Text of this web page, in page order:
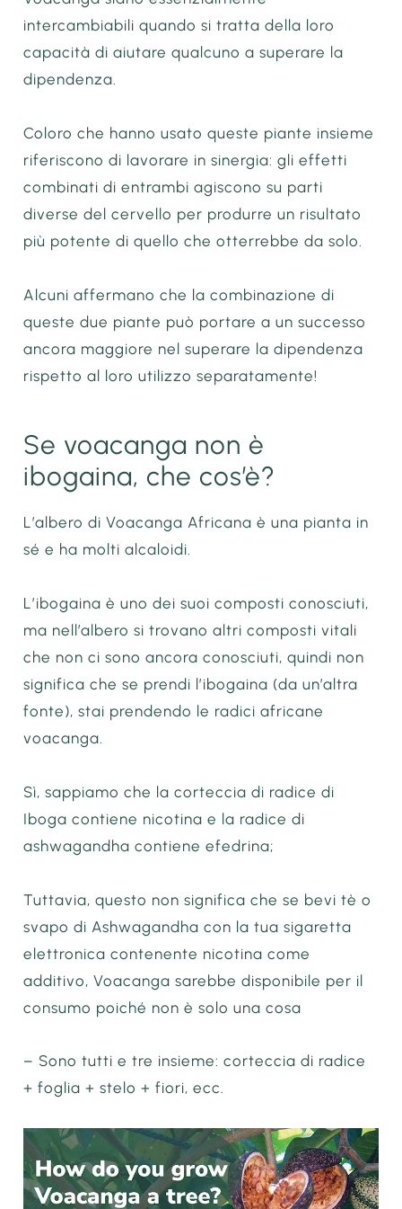
intercambiabili quando si tratta della loro
capacità di aiutare qualcuno a superare la
dipendenza.
Coloro che hanno usato queste piante insieme
riferiscono di lavorare in sinergia: gli effetti
combinati di entrambi agiscono su parti
diverse del cervello per produrre un risultato
più potente di quello che otterrebbe da solo.
Alcuni affermano che la combinazione di
queste due piante può portare a un successo
ancora maggiore nel superare la dipendenza
rispetto al loro utilizzo separatamente!
Se voacanga non è
ibogaina, che cos’è?
L’albero di Voacanga Africana è una pianta in
sé e ha molti alcaloidi.
L’ibogaina è uno dei suoi composti conosciuti,
ma nell’albero si trovano altri composti vitali
che non ci sono ancora conosciuti, quindi non
significa che se prendi l’ibogaina (da un’altra
fonte), stai prendendo le radici africane
voacanga.
Sì, sappiamo che la corteccia di radice di
Iboga contiene nicotina e la radice di
ashwagandha contiene efedrina;
Tuttavia, questo non significa che se bevi tè o
svapo di Ashwagandha con la tua sigaretta
elettronica contenente nicotina come
additivo, Voacanga sarebbe disponibile per il
consumo poiché non è solo una cosa
– Sono tutti e tre insieme: corteccia di radice
+ foglia + stelo + fiori, ecc.